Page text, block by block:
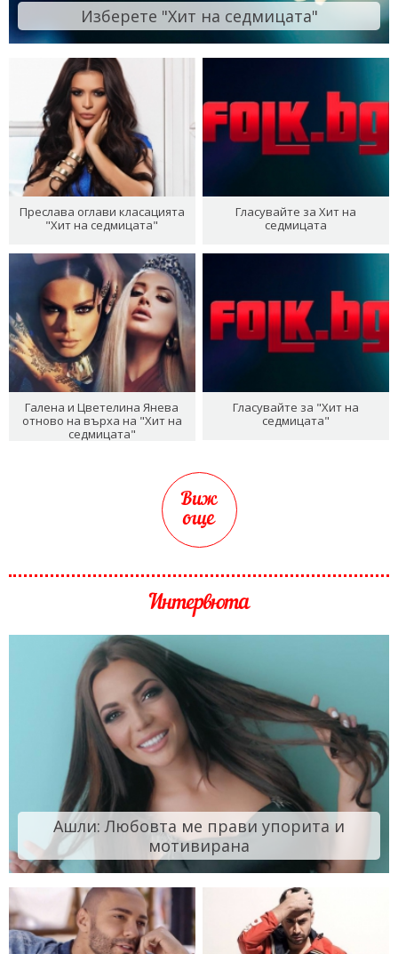
Изберете "Хит на седмицата"
Преслава оглави класацията
"Хит на седмицата"
Гласувайте за Хит на
седмицата
Галена и Цветелина Янева
отново на върха на "Хит на
седмицата"
Гласувайте за "Хит на
седмицата"
Виж
още
Интервюта
Ашли: Любовта ме прави упорита и
мотивирана